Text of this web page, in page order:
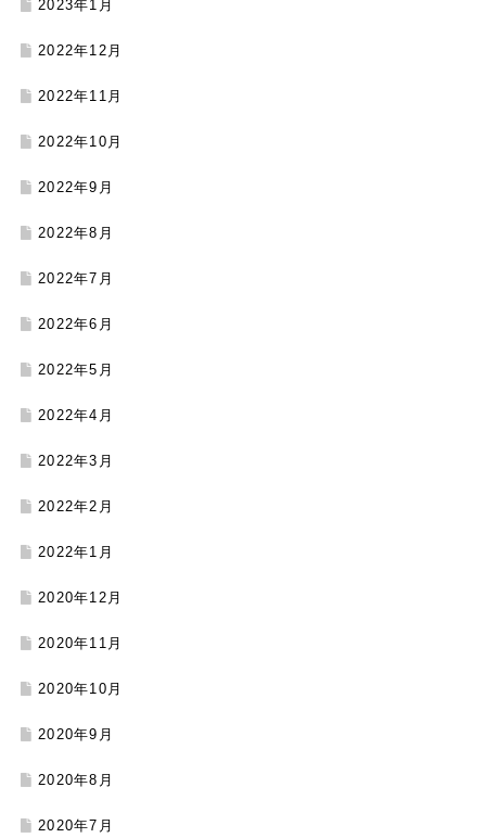
2023年1月
2022年12月
2022年11月
2022年10月
2022年9月
2022年8月
2022年7月
2022年6月
2022年5月
2022年4月
2022年3月
2022年2月
2022年1月
2020年12月
2020年11月
2020年10月
2020年9月
2020年8月
2020年7月